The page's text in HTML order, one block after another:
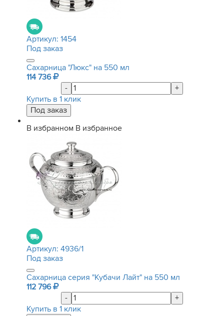
Артикул: 1454
Под заказ
Сахарница "Люкс" на 550 мл
114 736
-
+
Купить в 1 клик
В избранном В избранное
Артикул: 4936/1
Под заказ
Сахарница серия "Кубачи Лайт" на 550 мл
112 796
-
+
Купить в 1 клик